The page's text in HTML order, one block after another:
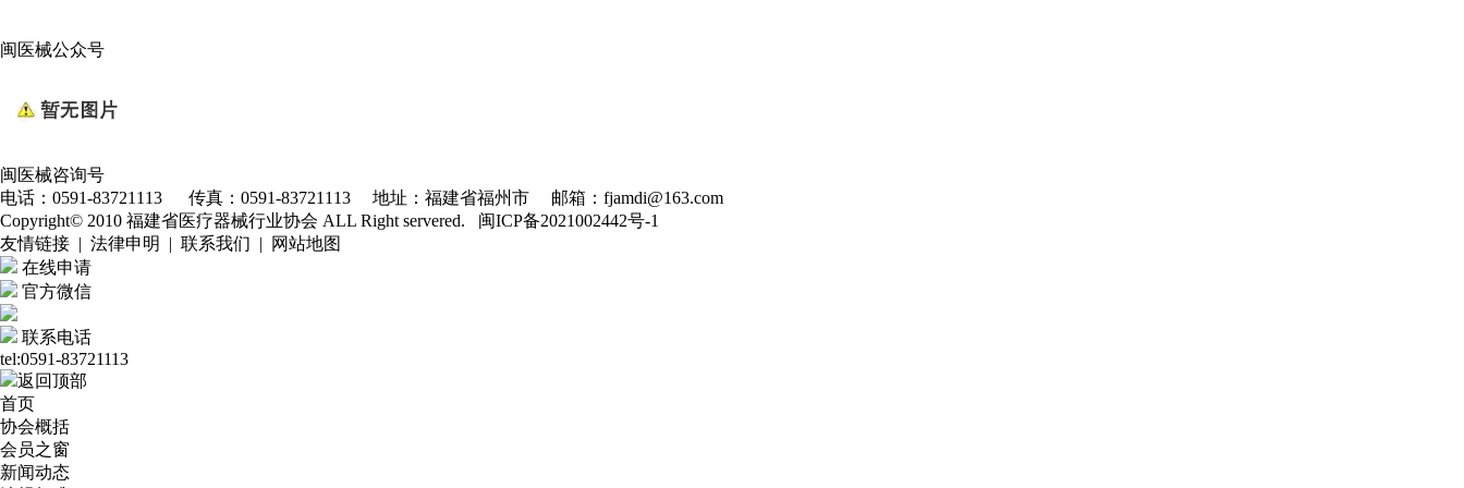
闽医械公众号
闽医械咨询号
电话：0591-83721113 传真：0591-83721113 地址：福建省福州市 邮箱：fjamdi@163.com
Copyright© 2010 福建省医疗器械行业协会 ALL Right servered. 闽ICP备2021002442号-1
友情链接 | 法律申明 | 联系我们 | 网站地图
在线申请
官方微信
联系电话
tel:0591-83721113
返回顶部
首页
协会概括
会员之窗
新闻动态